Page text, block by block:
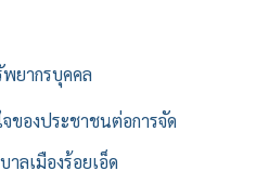
ยากรบุคคล
ของประชาชนต่อการจัด
ลเมืองร้อยเอ็ด